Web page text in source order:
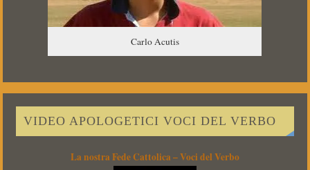
Carlo Acutis
VIDEO APOLOGETICI VOCI DEL VERBO
La nostra Fede Cattolica – Voci del Verbo